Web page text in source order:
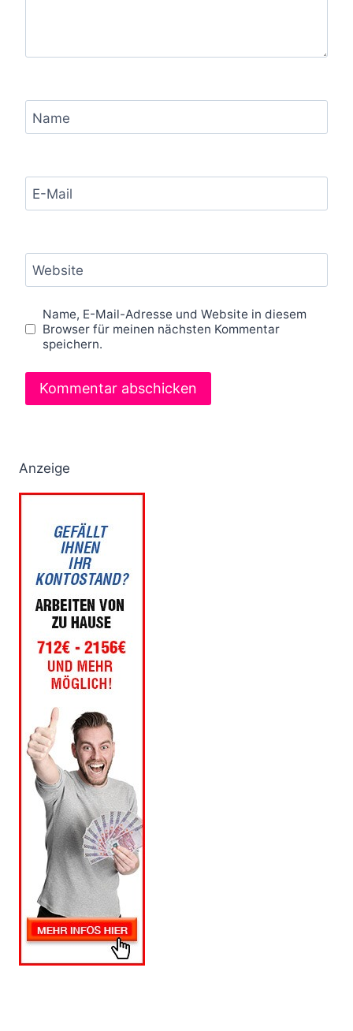
Name
E-Mail
Website
Name, E-Mail-Adresse und Website in diesem
Browser für meinen nächsten Kommentar
speichern.
Anzeige